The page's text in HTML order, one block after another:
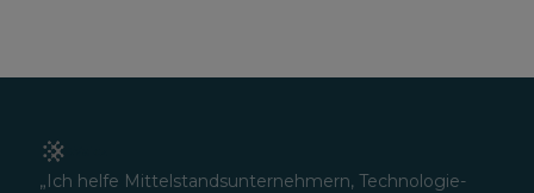
„Ich helfe Mittelstandsunternehmern, Technologie-